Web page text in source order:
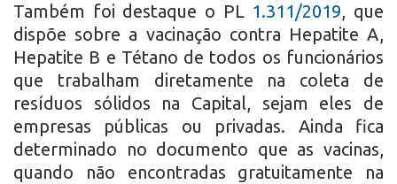
Também foi destaque o PL 1.311/2019, que
dispõe sobre a vacinação contra Hepatite A,
Hepatite B e Tétano de todos os funcionários
que trabalham diretamente na coleta de
resíduos sólidos na Capital, sejam eles de
empresas públicas ou privadas. Ainda fica
determinado no documento que as vacinas,
quando não encontradas gratuitamente na